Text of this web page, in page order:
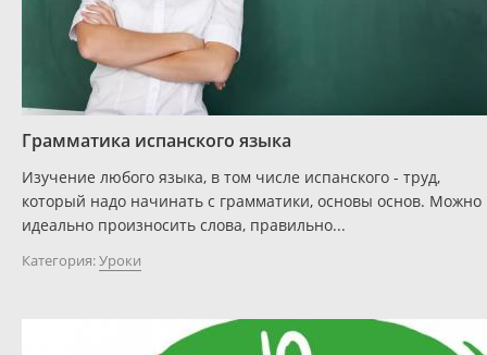
Грамматика испанского языка
Изучение любого языка, в том числе испанского - труд,
который надо начинать с грамматики, основы основ. Можно
идеально произносить слова, правильно...
Категория:Уроки